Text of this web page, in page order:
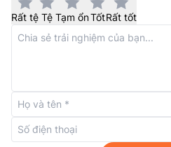
Luồng khí 3D
Rất tệ Tệ Tạm ổnTốtRất tốt